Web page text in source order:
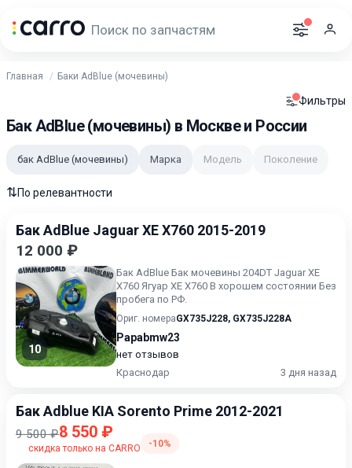
Главная Баки AdBlue (мочевины)
Фильтры
Бак AdBlue (мочевины) в Москве и России
бак AdBlue (мочевины) Марка Модель Поколение
⇅По релевантности
Бак AdBlue Jaguar XE X760 2015-2019
12 000 ₽
10
Бак AdBlue Бак мочевины 204DT Jaguar XE
X760 Ягуар ХЕ Х760 В хорошем состоянии Без
пробега по РФ.
Ориг. номераGX735J228, GX735J228A
Papabmw23
нет отзывов
Краснодар
3 дня назад
Бак Adblue KIA Sorento Prime 2012-2021
9 500 ₽8 550 ₽
скидка только на CARRO -10%